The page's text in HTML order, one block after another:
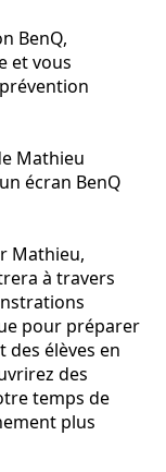
BenQ,
et vous
Mathieu
écran BenQ
Mathieu,
à travers
pour préparer
élèves en
des
temps de
plus